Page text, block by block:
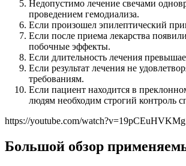
Недопустимо лечение свечами
проведением гемодиализа.
Если произошел эпилептический
Если после приема лекарства
побочные эффекты.
Если длительность лечения
Если результат лечения не
требованиям.
Если пациент находится в
людям необходим строгий контроль
https://youtube.com/watch?v=19pCEuHVKMg
Большой обзор